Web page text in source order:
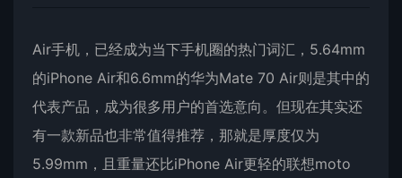
Air手机，已经成为当下手机圈的热门词汇，5.64mm
的iPhone Air和6.6mm的华为Mate 70 Air则是其中的
代表产品，成为很多用户的首选意向。但现在其实还
有一款新品也非常值得推荐，那就是厚度仅为
5.99mm，且重量还比iPhone Air更轻的联想moto